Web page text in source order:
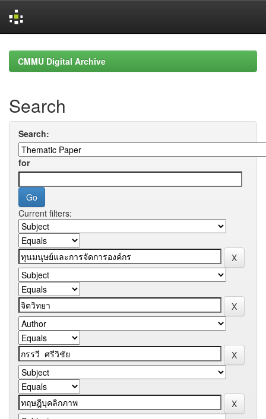
navigationCMMU Digital Archive
Search
Search:
for
Current filters: